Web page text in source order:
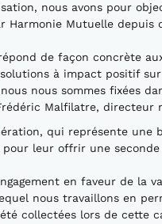
nous avons pour
Harmonie Mutuelle depuis
de façon concrète
à impact positif
nous sommes fixées
Malfilatre, directeur
qui représente une
leur offrir une
en faveur de la
nous travaillons en
collectées lors de cette